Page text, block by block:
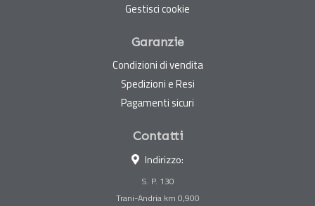
Gestisci cookie
Garanzie
Condizioni di vendita
Spedizioni e Resi
Pagamenti sicuri
Contatti
Indirizzo:
S. P. 130
Trani-Andria km 0,900